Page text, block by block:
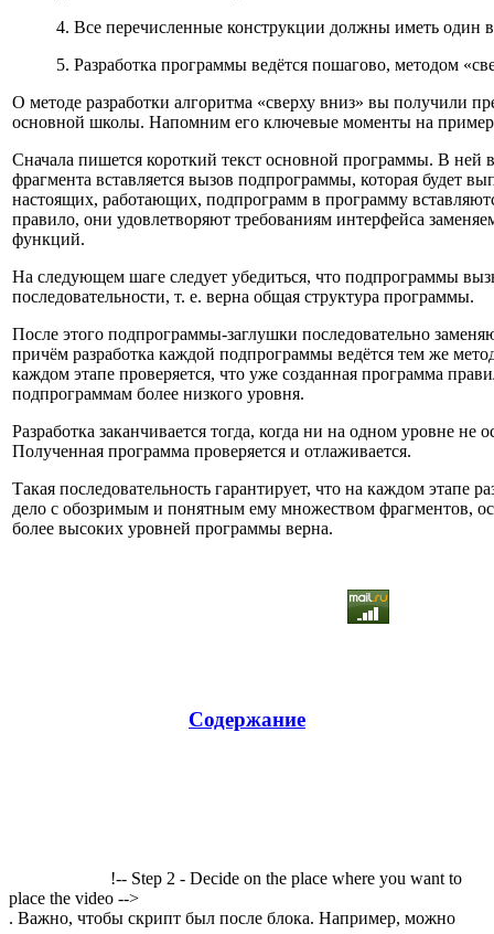
4. Все перечисленные конструкции должны иметь один
5. Разработка программы ведётся пошагово, методом
О методе разработки алгоритма «сверху вниз» вы получили
основной школы. Напомним его ключевые моменты на
Сначала пишется короткий текст основной программы. В ней
фрагмента вставляется вызов подпрограммы, которая будет
настоящих, работающих, подпрограмм в программу
правило, они удовлетворяют требованиям интерфейса
функций.
На следующем шаге следует убедиться, что подпрограммы
последовательности, т. е. верна общая структура программы.
После этого подпрограммы-заглушки последовательно
причём разработка каждой подпрограммы ведётся тем же
каждом этапе проверяется, что уже созданная программа
подпрограммам более низкого уровня.
Разработка заканчивается тогда, когда ни на одном уровне не
Полученная программа проверяется и отлаживается.
Такая последовательность гарантирует, что на каждом этапе
дело с обозримым и понятным ему множеством фрагментов,
более высоких уровней программы верна.
Содержание
!-- Step 2 - Decide on the place where you want to
place the video -->
. Важно, чтобы скрипт был после блока. Например, можно